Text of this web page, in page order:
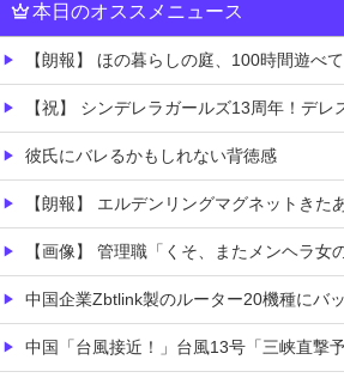
本日のオススメニュース
【朗報】 ほの暮らしの庭、100時間遊べてストーリーも面白い
【祝】 シンデレラガールズ13周年！デレステ10周年おめでとう！ガチャ更新
彼氏にバレるかもしれない背徳感
【朗報】 エルデンリングマグネットきた
【画像】 管理職「くそ、またメンヘラ女
中国企業Zbtlink製のルーター20機種にバックドア…
中国「台風接近！」台風13号「三峡直撃予測」中国「上流大洪水！（三峡上流」中国都市「8/5の映像（動画」